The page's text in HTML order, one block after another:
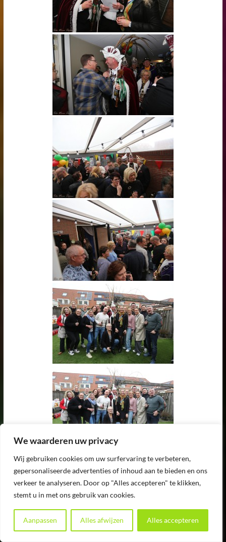
We waarderen uw privacy
Wij gebruiken cookies om uw surfervaring te verbeteren,
gepersonaliseerde advertenties of inhoud aan te bieden en ons
verkeer te analyseren. Door op "Alles accepteren" te klikken,
stemt u in met ons gebruik van cookies.
Aanpassen Alles afwijzen Alles accepteren